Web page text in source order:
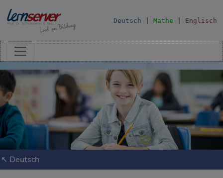
Deutsch Mathe Englisch
↖ Deutsch